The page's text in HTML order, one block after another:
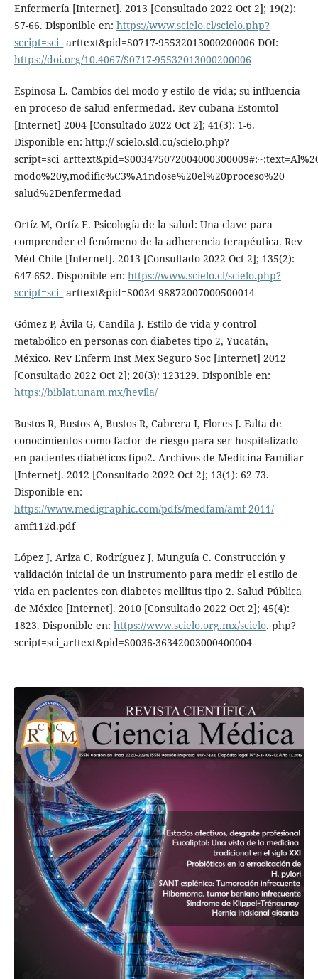
Enfermería [Internet]. 2013 [Consultado 2022 Oct 2]; 19(2):
57-66. Disponible en: https://www.scielo.cl/scielo.php?
script=sci_ arttext&pid=S0717-95532013000200006 DOI:
https://doi.org/10.4067/S0717-95532013000200006
Espinosa L. Cambios del modo y estilo de vida; su influencia
en proceso de salud-enfermedad. Rev cubana Estomtol
[Internet] 2004 [Consultado 2022 Oct 2]; 41(3): 1-6.
Disponible en: http:// scielo.sld.cu/scielo.php?
modo%20y,modific%C3%A1ndose%20el%20proceso%20
salud%2Denfermedad
Ortíz M, Ortíz E. Psicología de la salud: Una clave para
comprender el fenómeno de la adherencia terapéutica. Rev
Méd Chile [Internet]. 2013 [Consultado 2022 Oct 2]; 135(2):
647-652. Disponible en: https://www.scielo.cl/scielo.php?
script=sci_ arttext&pid=S0034-98872007000500014
Gómez P, Ávila G, Candila J. Estilo de vida y control
metabólico en personas con diabetes tipo 2, Yucatán,
México. Rev Enferm Inst Mex Seguro Soc [Internet] 2012
[Consultado 2022 Oct 2]; 20(3): 123129. Disponible en:
https://biblat.unam.mx/hevila/
Bustos R, Bustos A, Bustos R, Cabrera I, Flores J. Falta de
conocimientos como factor de riesgo para ser hospitalizado
en pacientes diabéticos tipo2. Archivos de Medicina Familiar
[Internet]. 2012 [Consultado 2022 Oct 2]; 13(1): 62-73.
Disponible en:
https://www.medigraphic.com/pdfs/medfam/amf-2011/
amf112d.pdf
López J, Ariza C, Rodríguez J, Munguía C. Construcción y
validación inicial de un instrumento para medir el estilo de
vida en pacientes con diabetes mellitus tipo 2. Salud Pública
de México [Internet]. 2010 [Consultado 2022 Oct 2]; 45(4):
1823. Disponible en: https://www.scielo.org.mx/scielo. php?
script=sci_arttext&pid=S0036-36342003000400004